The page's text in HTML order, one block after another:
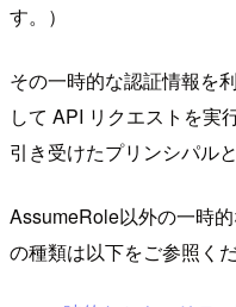
す。）
その一時的な認証情報を
して API リクエストを実
引き受けたプリンシパル
AssumeRole以外の一時
の種類は以下をご参照くだ